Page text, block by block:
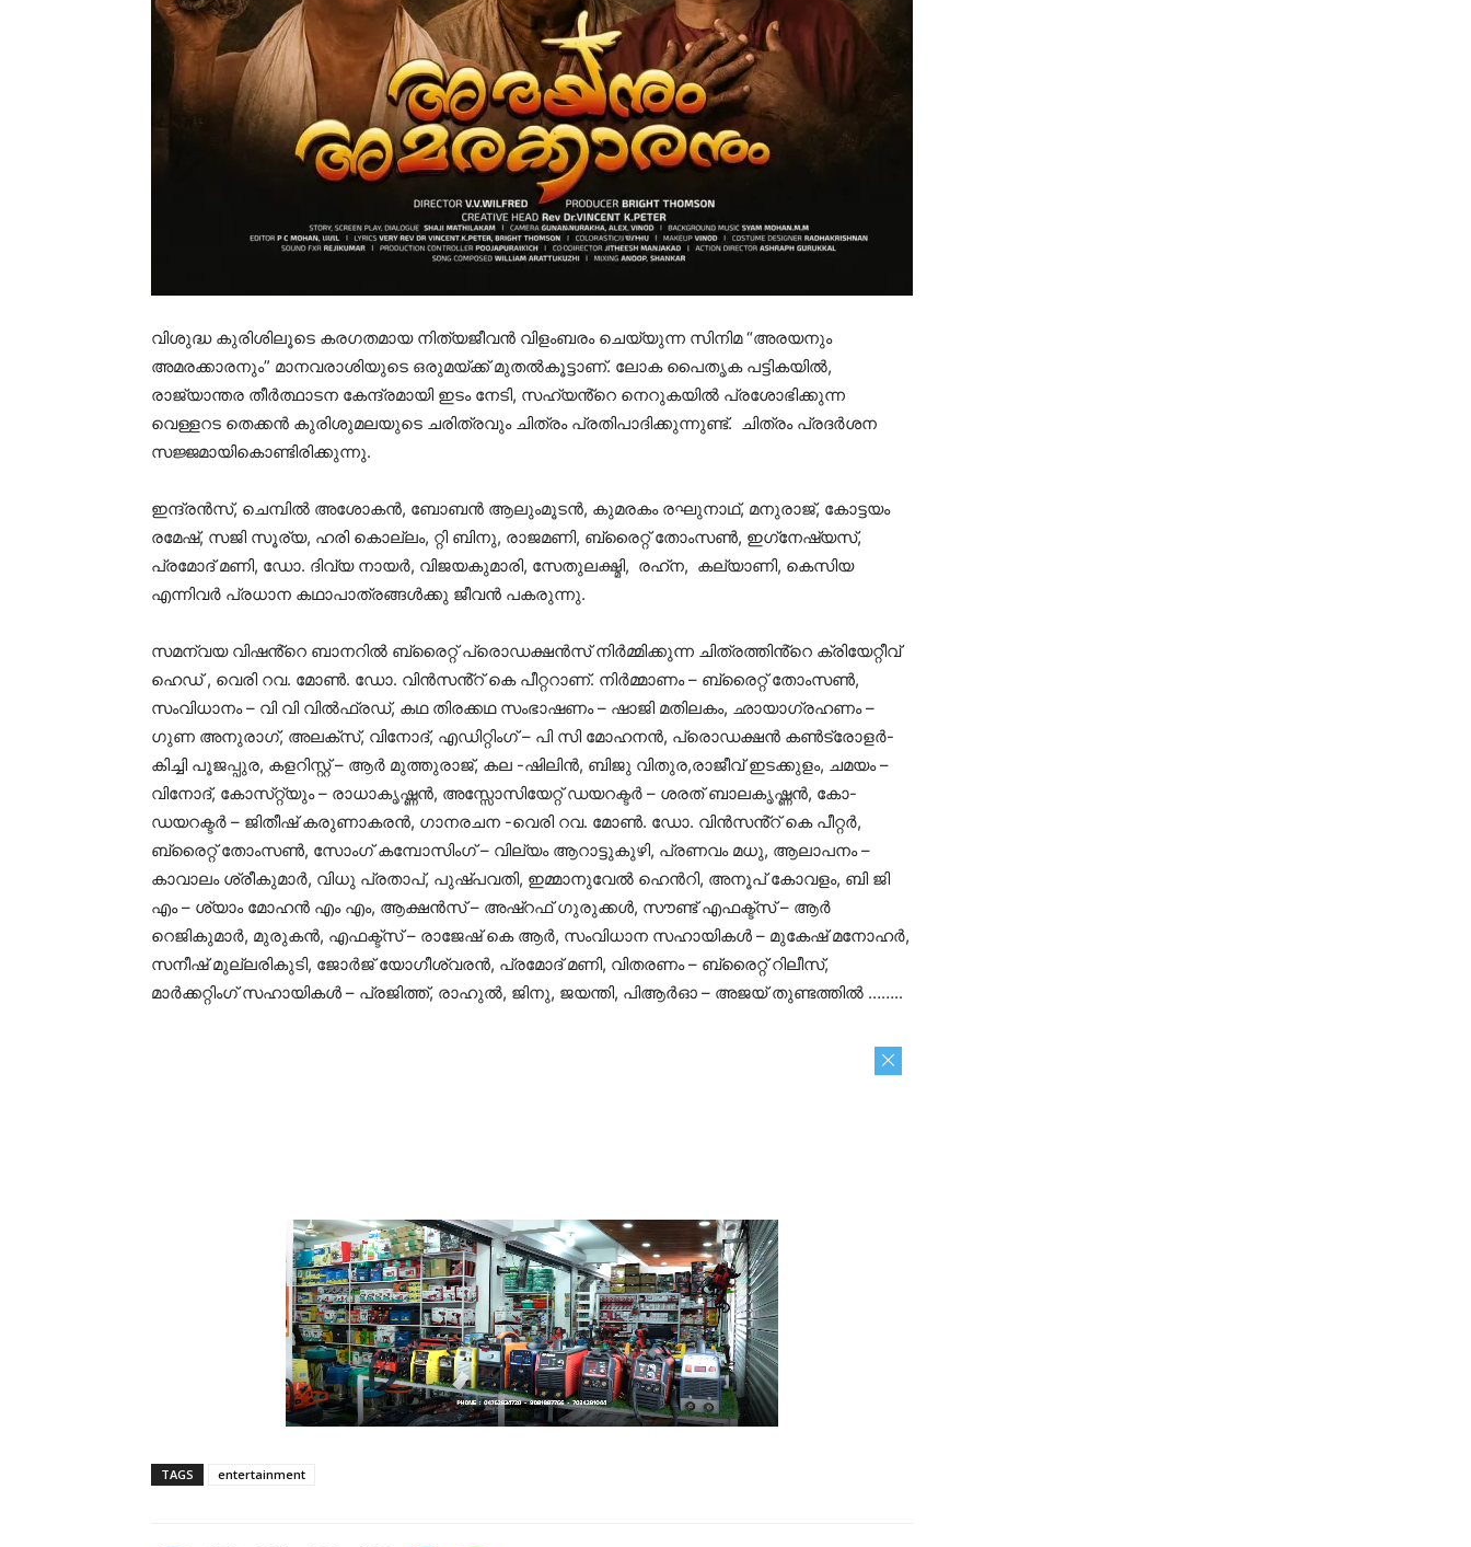
വിശുദ്ധ കുരിശിലൂടെ കരഗതമായ നിത്യജീവൻ വിളംബരം ചെയ്യുന്ന സിനിമ “അരയനും
അമരക്കാരനും” മാനവരാശിയുടെ ഒരുമയ്ക്ക് മുതൽകൂട്ടാണ്. ലോക പൈതൃക പട്ടികയിൽ,
രാജ്യാന്തര തീർത്ഥാടന കേന്ദ്രമായി ഇടം നേടി, സഹ്യൻ്റെ നെറുകയിൽ പ്രശോഭിക്കുന്ന
വെള്ളറട തെക്കൻ കുരിശുമലയുടെ ചരിത്രവും ചിത്രം പ്രതിപാദിക്കുന്നുണ്ട്. ചിത്രം പ്രദർശന
സജ്ജമായികൊണ്ടിരിക്കുന്നു.
ഇന്ദ്രൻസ്, ചെമ്പിൽ അശോകൻ, ബോബൻ ആലുംമൂടൻ, കുമരകം രഘുനാഥ്, മനുരാജ്, കോട്ടയം
രമേഷ്, സജി സൂര്യ, ഹരി കൊല്ലം, റ്റി ബിനു, രാജമണി, ബ്രൈറ്റ് തോംസൺ, ഇഗ്‌നേഷ്യസ്,
പ്രമോദ് മണി, ഡോ. ദിവ്യ നായർ, വിജയകുമാരി, സേതുലക്ഷ്മി, രഹ്‌ന, കല്യാണി, കെസിയ
എന്നിവർ പ്രധാന കഥാപാത്രങ്ങൾക്കു ജീവൻ പകരുന്നു.
സമന്വയ വിഷൻ്റെ ബാനറിൽ ബ്രൈറ്റ് പ്രൊഡക്ഷൻസ് നിർമ്മിക്കുന്ന ചിത്രത്തിൻ്റെ ക്രിയേറ്റീവ്
ഹെഡ് , വെരി റവ. മോൺ. ഡോ. വിൻസൻ്റ് കെ പീറ്ററാണ്. നിർമ്മാണം – ബ്രൈറ്റ് തോംസൺ,
സംവിധാനം – വി വി വിൽഫ്രഡ്, കഥ തിരക്കഥ സംഭാഷണം – ഷാജി മതിലകം, ഛായാഗ്രഹണം –
ഗുണ അനുരാഗ്, അലക്സ്, വിനോദ്, എഡിറ്റിംഗ് – പി സി മോഹനൻ, പ്രൊഡക്ഷൻ കൺട്രോളർ-
കിച്ചി പൂജപ്പുര, കളറിസ്റ്റ് – ആർ മുത്തുരാജ്, കല -ഷിലിൻ, ബിജു വിതുര,രാജീവ് ഇടക്കുളം, ചമയം –
വിനോദ്, കോസ്‌റ്റ്യും – രാധാകൃഷ്ണൻ, അസ്സോസിയേറ്റ് ഡയറക്ടർ – ശരത് ബാലകൃഷ്ണൻ, കോ-
ഡയറക്ടർ – ജിതീഷ് കരുണാകരൻ, ഗാനരചന -വെരി റവ. മോൺ. ഡോ. വിൻസൻ്റ് കെ പീറ്റർ,
ബ്രൈറ്റ് തോംസൺ, സോംഗ് കമ്പോസിംഗ് – വില്യം ആറാട്ടുകുഴി, പ്രണവം മധു, ആലാപനം –
കാവാലം ശ്രീകുമാർ, വിധു പ്രതാപ്, പുഷ്പവതി, ഇമ്മാനുവേൽ ഹെൻറി, അനൂപ് കോവളം, ബി ജി
എം – ശ്യാം മോഹൻ എം എം, ആക്ഷൻസ് – അഷ്‌റഫ് ഗുരുക്കൾ, സൗണ്ട് എഫക്ട്‌സ് – ആർ
റെജികുമാർ, മുരുകൻ, എഫക്ട്സ് – രാജേഷ് കെ ആർ, സംവിധാന സഹായികൾ – മുകേഷ് മനോഹർ,
സനീഷ് മുല്ലരികുടി, ജോർജ് യോഗീശ്വരൻ, പ്രമോദ് മണി, വിതരണം – ബ്രൈറ്റ് റിലീസ്,
മാർക്കറ്റിംഗ് സഹായികൾ – പ്രജിത്ത്, രാഹുൽ, ജിനു, ജയന്തി, പിആർഓ – അജയ് തുണ്ടത്തിൽ ……..
TAGS entertainment